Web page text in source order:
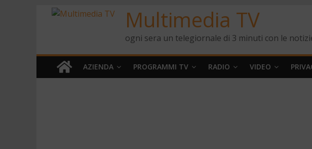
Multimedia TV
ogni sera un telegiornale di 3 minuti con le
AZIENDA PROGRAMMI TV RADIO VIDEO